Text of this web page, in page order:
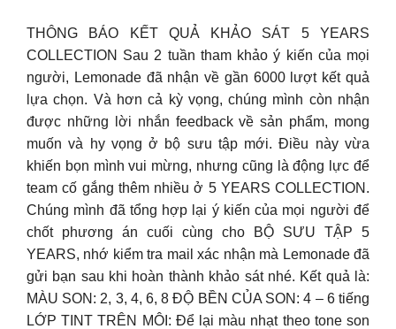
THÔNG BÁO KẾT QUẢ KHẢO SÁT 5 YEARS
COLLECTION Sau 2 tuần tham khảo ý kiến của mọi
người, Lemonade đã nhận về gần 6000 lượt kết quả
lựa chọn. Và hơn cả kỳ vọng, chúng mình còn nhận
được những lời nhắn feedback về sản phẩm, mong
muốn và hy vọng ở bộ sưu tập mới. Điều này vừa
khiến bọn mình vui mừng, nhưng cũng là động lực để
team cố gắng thêm nhiều ở 5 YEARS COLLECTION.
Chúng mình đã tổng hợp lại ý kiến của mọi người để
chốt phương án cuối cùng cho BỘ SƯU TẬP 5
YEARS, nhớ kiểm tra mail xác nhận mà Lemonade đã
gửi bạn sau khi hoàn thành khảo sát nhé. Kết quả là:
MÀU SON: 2, 3, 4, 6, 8 ĐỘ BỀN CỦA SON: 4 – 6 tiếng
LỚP TINT TRÊN MÔI: Để lại màu nhạt theo tone son